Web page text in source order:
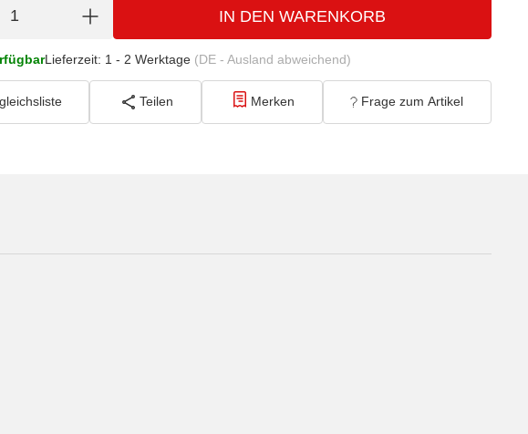
IN DEN WARENKORB
Lieferzeit: 1 - 2 Werktage (DE - Ausland abweichend)
Teilen Merken Frage zum Artikel